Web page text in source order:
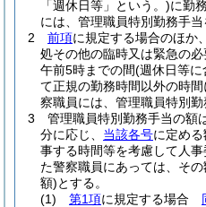
「週休日等」という。)に勤
には、管理職員特別勤務手当
2
前項に規定する場合のほか、
処その他の臨時又は緊急の
午前5時までの間(週休日等に
て正規の勤務時間以外の時
察職員には、管理職員特別勤
3
管理職員特別勤務手当の額
分に応じ、 当該各号に定める
事する時間等を考慮して人
た警察職員にあっては、そ
額)とする。
(1)
第1項に規定する場合